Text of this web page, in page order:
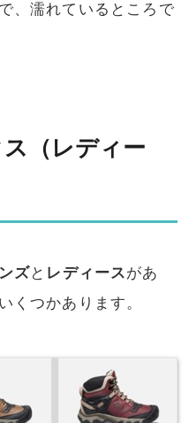
、濡れているところで
（レディー
ズと レディースがあ
くつかあります。